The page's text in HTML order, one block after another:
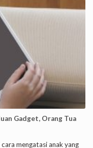
Gadget, Orang Tua
mengatasi anak yang